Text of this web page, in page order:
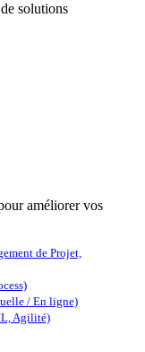
solutions
améliorer vos
de Projet,
/ En ligne)
Agilité)